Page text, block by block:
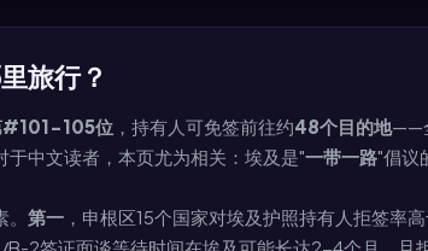
旅行？
#101-105位 ，持有人可免签前往约48个目的地——
中文读者，本页尤为相关：埃及是"一带一路"倡议
第一 ，申根区15个国家对埃及护照持有人拒签